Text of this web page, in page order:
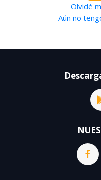
Olvidé
Aún no